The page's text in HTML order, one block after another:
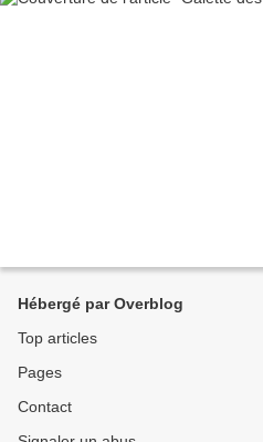
Hébergé par Overblog
Top articles
Pages
Contact